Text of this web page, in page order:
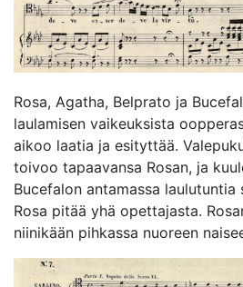
Rosa, Agatha, Belprato ja
laulamisen vaikeuksista
aikoo laatia ja esityttää.
toivoo tapaavansa Rosan, ja
Bucefalon antamassa
Rosa pitää yhä opettajasta.
niinikään pihkassa nuoreen